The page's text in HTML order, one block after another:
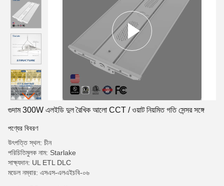
গুদাম 300W এলইডি দুল রৈখিক আলো CCT / ওয়াট নিয়মিত গতি সেন্সর সঙ্গে
পণ্যের বিবরণ
উৎপত্তি স্থল: চীন
পরিচিতিমুলক নাম: Starlake
সাক্ষ্যদান: UL ETL DLC
মডেল নম্বার: এসএস-এলএইচবি-০৬